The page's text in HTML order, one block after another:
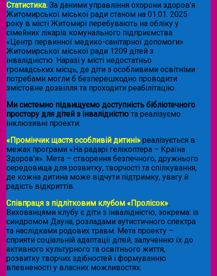
Статистика. За даними управління охорони здоров’я
Житомирської міської ради станом на 01.01. 2025
року в місті Житомирі перебувають на обліку у
сімейних лікарів комунального підприємства
«Центр первинної медико-санітарної допомоги»
Житомирської міської ради 1209 дітей з
інвалідністю. Наразі у місті недостатньо
громадських місць, де діти з особливими освітніми
потребами могли б безперешкодно проводити
змістовне дозвілля та проходити реабілітацію.
Ми системно підвищуємо доступність бібліотечного
простору для дітей з інвалідністю та реалізуємо
інклюзивні проекти:
«Промінчик щастя особливій дитині» реалізується в
межах програми «На радарі гелікоптера – Країна
Здоров’я». Мета – створення безпечного, дружнього
середовища для розвитку, творчості та спілкування,
де кожна дитина може відчути підтримку, увагу й
радість відкриттів.
Співпраця з підлітковим клубом «Пролісок».
Вихованцями клубу є діти з інвалідністю, зокрема: із
синдромом Дауна, розладами аутистичного спектра
та наслідками родових травм. Мета проекту –
сприяти соціальній адаптації дітей, залученню їх до
активного культурного та освітнього життя,
розвитку творчих здібностей і формуванню
впевненості у власних можливостях.